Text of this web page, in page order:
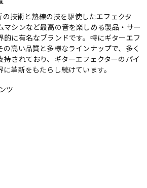
アコギ/エレアコ
ウクレレ
の技術と熟練の技を駆使したエフェクタ
マシンなど最高の音を楽しめる製品・サー
的に有名なブランドです。特にギターエフ
高い品質と多様なラインナップで、多く
持されており、ギターエフェクターのパイ
革新をもたらし続けています。
ツ